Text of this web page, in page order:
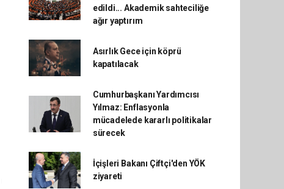
edildi... Akademik sahteciliğe
ağır yaptırım
Asırlık Gece için köprü
kapatılacak
Cumhurbaşkanı Yardımcısı
Yılmaz: Enflasyonla
mücadelede kararlı politikalar
sürecek
İçişleri Bakanı Çiftçi'den YÖK
ziyareti